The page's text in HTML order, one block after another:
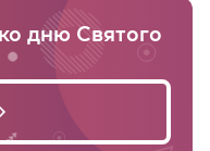
дню Святого